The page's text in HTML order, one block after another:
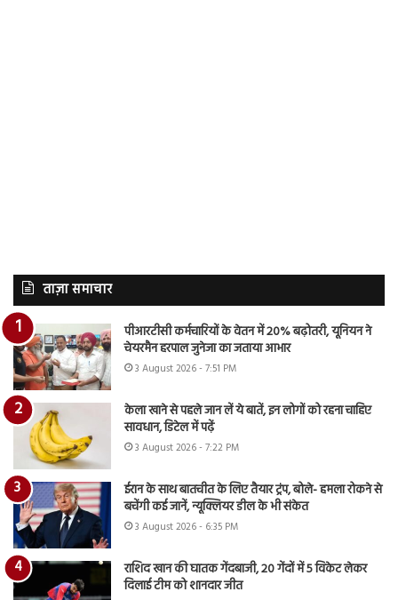
ताज़ा समाचार
पीआरटीसी कर्मचारियों के वेतन में 20% बढ़ोतरी, यूनियन ने
चेयरमैन हरपाल जुनेजा का जताया आभार
3 August 2026 - 7:51 PM
केला खाने से पहले जान लें ये बातें, इन लोगों को रहना चाहिए
सावधान, डिटेल में पढ़ें
3 August 2026 - 7:22 PM
ईरान के साथ बातचीत के लिए तैयार ट्रंप, बोले- हमला रोकने से
बचेंगी कई जानें, न्यूक्लियर डील के भी संकेत
3 August 2026 - 6:35 PM
राशिद खान की घातक गेंदबाजी, 20 गेंदों में 5 विकेट लेकर
दिलाई टीम को शानदार जीत